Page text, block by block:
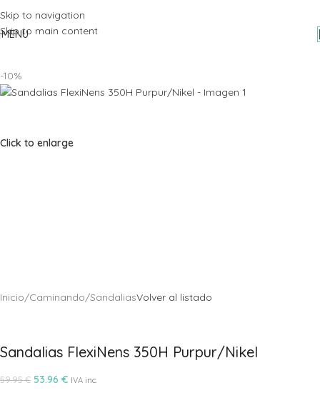
Skip to navigation
Skip to main content
MENU
-10%
Click to enlarge
Inicio/Caminando/SandaliasVolver al listado
Sandalias FlexiNens 350H Purpur/Nikel
59.95€ 53.96 € IVA inc.